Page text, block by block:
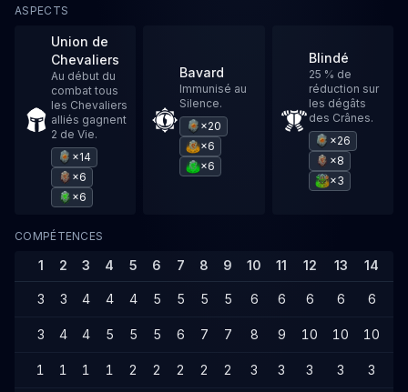
ASPECTS
Union de
Chevaliers
Au début du
combat tous
les Chevaliers
alliés gagnent
2 de Vie.
×14
×6
×6
Bavard
Immunisé au
Silence.
×20
×6
×6
Blindé
25 % de
réduction sur
les dégâts
des Crânes.
×26
×8
×3
COMPÉTENCES
1 2 3 4 5 6 7 8 9 10 11 12 13 14
3 3 4 4 4 5 5 5 5 6 6 6 6 6
3 4 4 5 5 5 6 7 7 8 9 10 10 10
1 1 1 1 2 2 2 2 2 3 3 3 3 3